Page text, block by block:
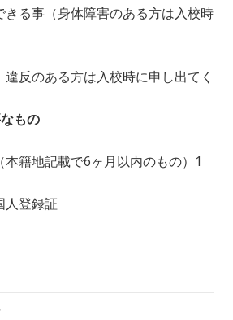
きる事（身体障害のある方は入校時
反のある方は入校時に申し出てく
もの
本籍地記載で6ヶ月以内のもの）1
登録証